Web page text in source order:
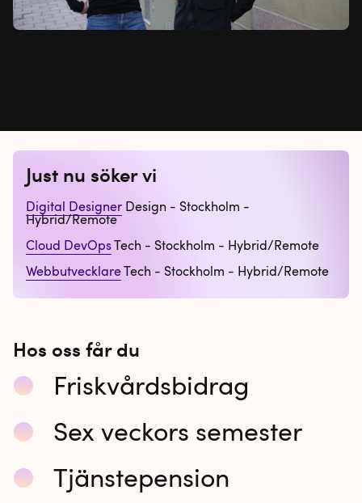
Just nu söker vi
Digital Designer Design - Stockholm -
Hybrid/Remote
Cloud DevOpsTech - Stockholm - Hybrid/Remote
WebbutvecklareTech - Stockholm - Hybrid/Remote
Hos oss får du
Friskvårdsbidrag
Sex veckors semester
Tjänstepension